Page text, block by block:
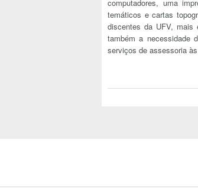
computadores, uma
temáticos e cartas
discentes da UFV, mais
também a necessidade
serviços de assessoria